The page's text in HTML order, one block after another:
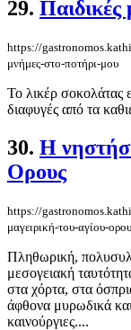
29. Παιδικές
https://
μνήμες-στο-ποτήρι-μου
Το λικέρ σοκολάτας
διαφυγές από τα
30. Η
Ορους
https://
μαγειρική-του-αγίου-
Πληθωρική,
μεσογειακή
στα χόρτα, στα
άφθονα μυρωδικά και
καινούργιες....